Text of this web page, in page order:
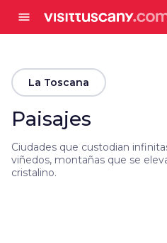
menu
arrow_backLa Toscana
Paisajes
Ciudades que custodian
viñedos, montañas que se
cristalino.